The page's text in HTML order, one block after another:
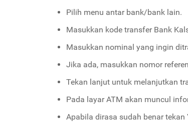
Pilih menu antar bank/bank lain.
Masukkan kode transfer Bank
Masukkan nominal yang ingin
Jika ada, masukkan nomor
Tekan lanjut untuk melanjutkan
Pada layar ATM akan muncul
Apabila dirasa sudah benar